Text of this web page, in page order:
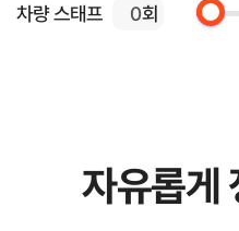
차량 스태프 회
자유롭게